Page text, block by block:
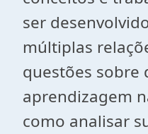
ser
múltiplas
questões sobre
aprendizagem
como analisar